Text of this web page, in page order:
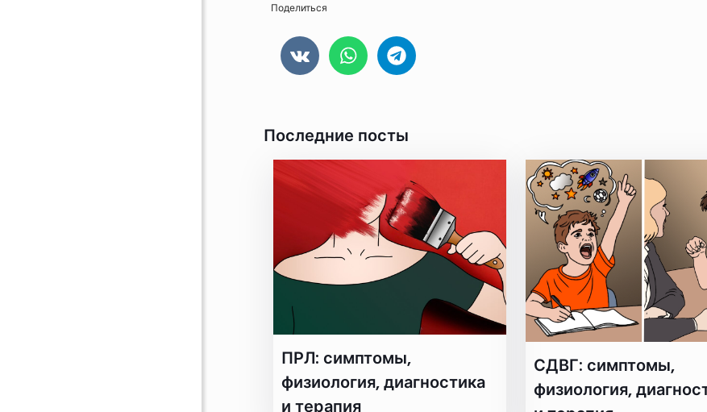
Поделиться
Последние посты
ПРЛ: симптомы,
физиология, диагностика
и терапия
СДВГ: симптомы,
физиология,